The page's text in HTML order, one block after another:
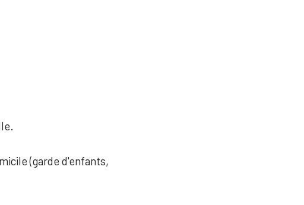
(garde d'enfants,